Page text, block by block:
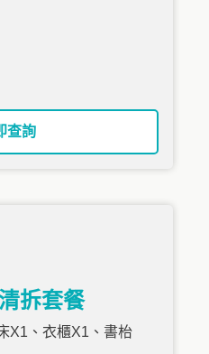
查詢
拆套餐
X1、衣櫃X1、書枱